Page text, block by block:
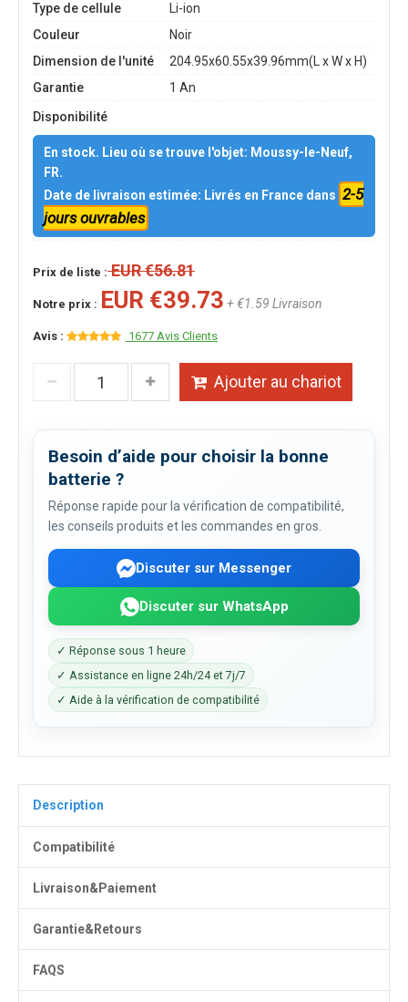
Type de cellule
Li-ion
Couleur
Noir
Dimension de l'unité
204.95x60.55x39.96mm(L x W x H)
Garantie
1 An
Disponibilité
En stock. Lieu où se trouve l'objet: Moussy-le-Neuf,
FR.
Date de livraison estimée: Livrés en France dans 2-5
jours ouvrables
Prix de liste :EUR €56.81
Notre prix : EUR €39.73 + €1.59 Livraison
Avis : 1677 Avis Clients
Ajouter au chariot
Besoin d’aide pour choisir la bonne
batterie ?
Réponse rapide pour la vérification de compatibilité,
les conseils produits et les commandes en gros.
Discuter sur Messenger
Discuter sur WhatsApp
✓ Réponse sous 1 heure
✓ Assistance en ligne 24h/24 et 7j/7
✓ Aide à la vérification de compatibilité
Description
Compatibilité
Livraison&Paiement
Garantie&Retours
FAQS